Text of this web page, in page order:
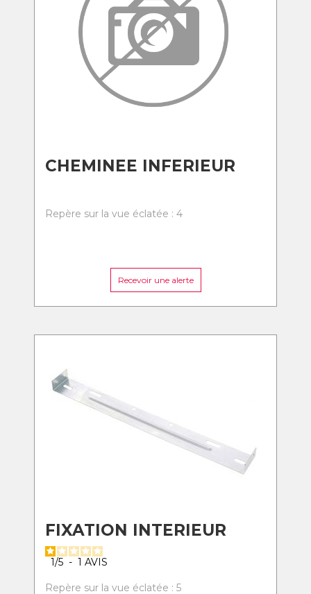
CHEMINEE INFERIEUR
Repère sur la vue éclatée : 4
Recevoir une alerte
FIXATION INTERIEUR
1/5 - 1 AVIS
Repère sur la vue éclatée : 5